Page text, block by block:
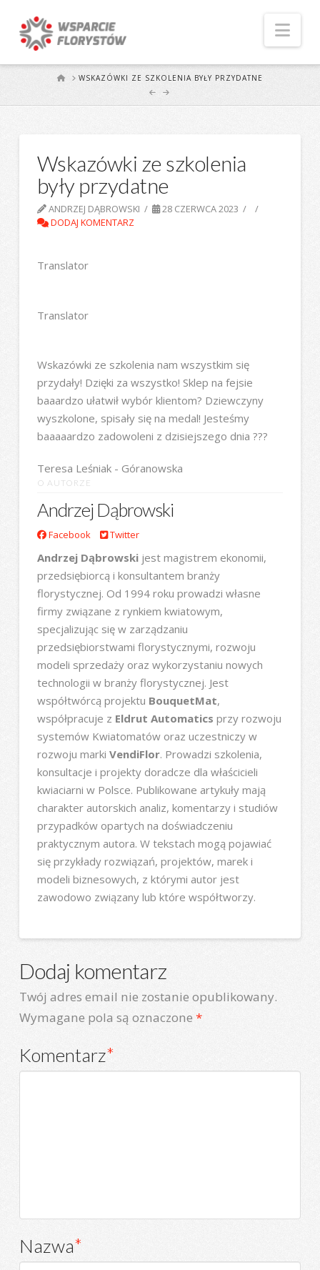
STARTWSKAZÓWKI ZE SZKOLENIA BYŁY PRZYDATNE
Wskazówki ze szkolenia
były przydatne
ANDRZEJ DĄBROWSKI
28 CZERWCA 2023
DODAJ KOMENTARZ
Translator
Translator
Wskazówki ze szkolenia nam wszystkim się
przydały! Dzięki za wszystko! Sklep na fejsie
baaardzo ułatwił wybór klientom? Dziewczyny
wyszkolone, spisały się na medal! Jesteśmy
baaaaardzo zadowoleni z dzisiejszego dnia ???
Teresa Leśniak - Góranowska
O AUTORZE
Andrzej Dąbrowski
Facebook Twitter
Andrzej Dąbrowskijest magistrem ekonomii,
przedsiębiorcą i konsultantem branży
florystycznej. Od 1994 roku prowadzi własne
firmy związane z rynkiem kwiatowym,
specjalizując się w zarządzaniu
przedsiębiorstwami florystycznymi, rozwoju
modeli sprzedaży oraz wykorzystaniu nowych
technologii w branży florystycznej. Jest
współtwórcą projektu BouquetMat,
współpracuje z Eldrut Automatics przy rozwoju
systemów Kwiatomatów oraz uczestniczy w
rozwoju marki VendiFlor. Prowadzi szkolenia,
konsultacje i projekty doradcze dla właścicieli
kwiaciarni w Polsce. Publikowane artykuły mają
charakter autorskich analiz, komentarzy i studiów
przypadków opartych na doświadczeniu
praktycznym autora. W tekstach mogą pojawiać
się przykłady rozwiązań, projektów, marek i
modeli biznesowych, z którymi autor jest
zawodowo związany lub które współtworzy.
Dodaj komentarz
Twój adres email nie zostanie opublikowany.
Wymagane pola są oznaczone *
Komentarz*
Nazwa*